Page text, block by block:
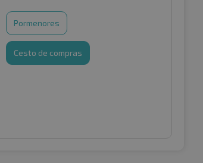
Pormenores
Cesto de compras